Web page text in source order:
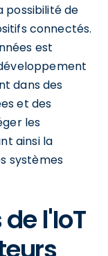
possibilité de
connectés.
est
dans des
et des
les
ainsi la
systèmes
l'IoT